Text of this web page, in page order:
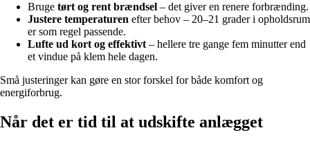
Bruge tørt og rent brændsel – det giver en renere forbrænding.
Justere temperaturen efter behov – 20–21 grader i opholdsrum
er som regel passende.
Lufte ud kort og effektivt – hellere tre gange fem minutter end
et vindue på klem hele dagen.
Små justeringer kan gøre en stor forskel for både komfort og
energiforbrug.
Når det er tid til at udskifte anlægget